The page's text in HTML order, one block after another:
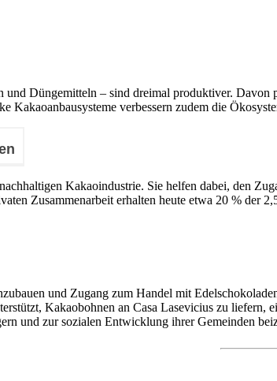
Düngemitteln – sind dreimal produktiver.
Kakaoanbausysteme verbessern zudem die
Kakaoindustrie. Sie helfen dabei, den
Zusammenarbeit erhalten heute etwa 20 % der
und Zugang zum Handel mit
Kakaobohnen an Casa Lasevicius zu
und zur sozialen Entwicklung ihrer Gemeinden